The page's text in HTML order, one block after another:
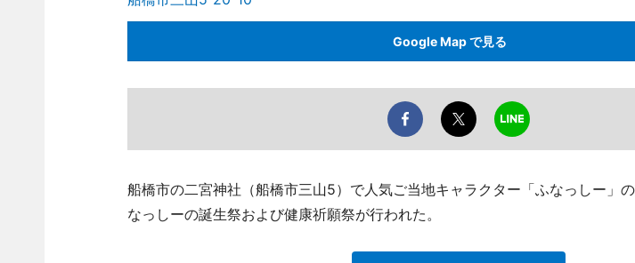
Google Map で見る
船橋市の二宮神社（船橋市三山5）で人気ご当地キャラクター「ふなっしー」
なっしーの誕生祭および健康祈願祭が行われた。